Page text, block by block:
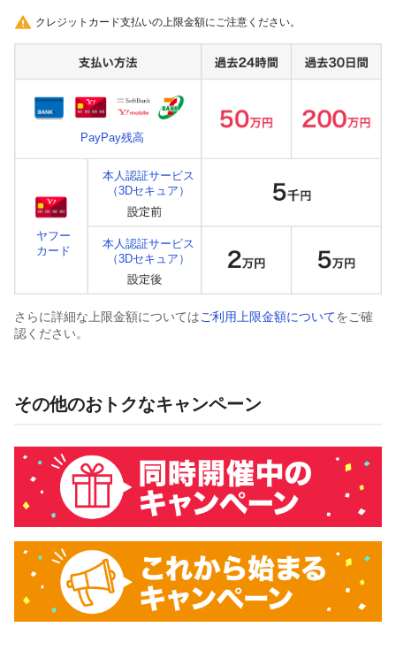
クレジットカード支払いの上限金額にご注意ください。
PayPay残高
ヤフー
カード
本人認証サービス
（3Dセキュア）
本人認証サービス
（3Dセキュア）
さらに詳細な上限金額についてはご利用上限金額についてをご確
認ください。
その他のおトクなキャンペーン